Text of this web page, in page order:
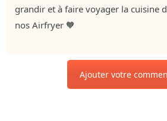
grandir et à faire voyager la cuisine
nos Airfryer 🧡
Ajouter votre